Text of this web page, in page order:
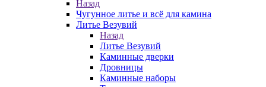
Назад
Чугунное литье и всё для камина
Литье Везувий
Назад
Литье Везувий
Каминные дверки
Дровницы
Каминные наборы